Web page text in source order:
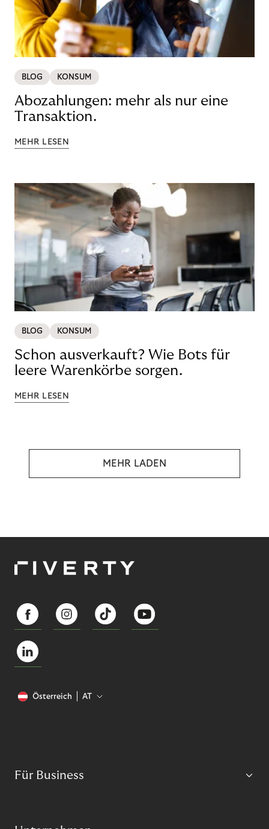
BLOG KONSUM
Abozahlungen: mehr als nur eine
Transaktion.
MEHR LESEN
BLOG KONSUM
Schon ausverkauft? Wie Bots für
leere Warenkörbe sorgen.
MEHR LESEN
MEHR LADEN
Österreich AT
Für Business